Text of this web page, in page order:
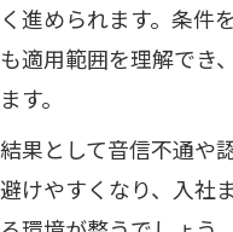
く進められます。条件
も適用範囲を理解でき
ます。
結果として音信不通や
避けやすくなり、入社